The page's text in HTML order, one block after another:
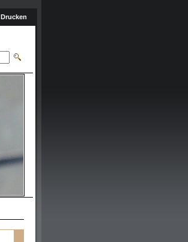
Drucken